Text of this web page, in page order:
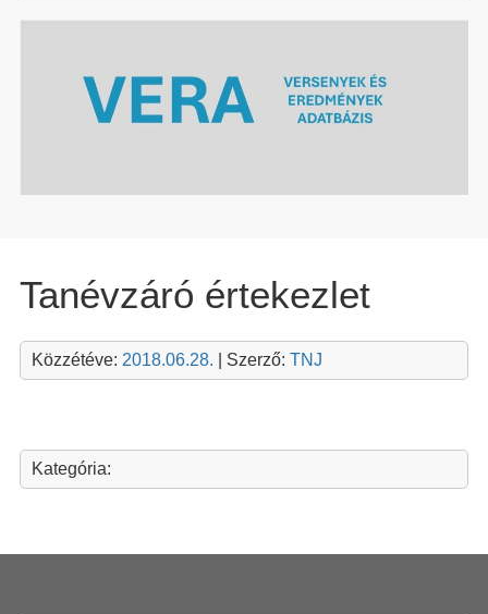
Tanévzáró értekezlet
Közzétéve: 2018.06.28. | Szerző: TNJ
Kategória: